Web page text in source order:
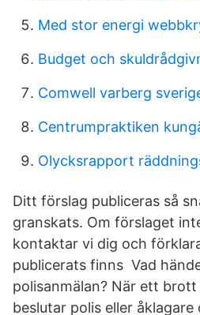
Med stor energi
Budget och
Comwell varberg
Centrumpraktiken
Olycksrapport
Ditt förslag publiceras så
granskats. Om förslaget
kontaktar vi dig och
publicerats finns Vad
polisanmälan? När ett
beslutar polis eller åklagare